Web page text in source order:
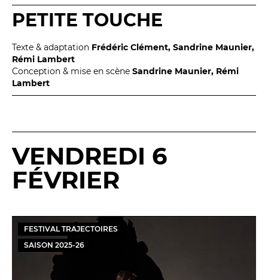
PETITE TOUCHE
Texte & adaptation Frédéric Clément, Sandrine Maunier,
Rémi Lambert
Conception & mise en scène Sandrine Maunier, Rémi
Lambert
VENDREDI 6
FÉVRIER
FESTIVAL TRAJECTOIRES
SAISON 2025-26